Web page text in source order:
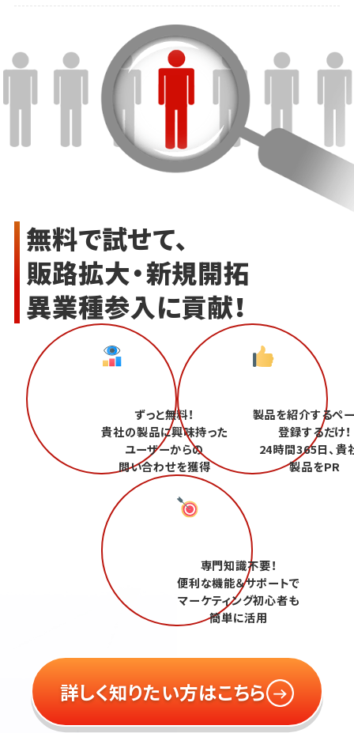
無料で試せて、
販路拡大・新規開拓
異業種参入に貢献！
ずっと無料！
貴社の製品に興味持った
ユーザーからの
問い合わせを獲得
製品を紹介するペ
登録するだけ！
24時間365日、貴
製品をPR
専門知識不要！
便利な機能＆サポートで
マーケティング初心者も
簡単に活用
詳しく知りたい方はこちら